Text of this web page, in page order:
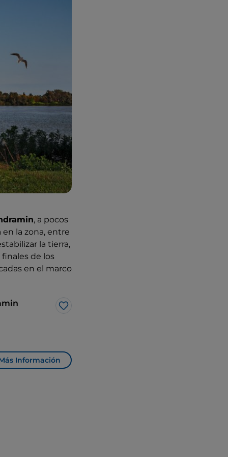
, a pocos
la zona, entre
la tierra,
de los
en el marco
Me gusta
Información